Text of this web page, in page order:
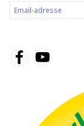
EMAIL-
ADRESSE